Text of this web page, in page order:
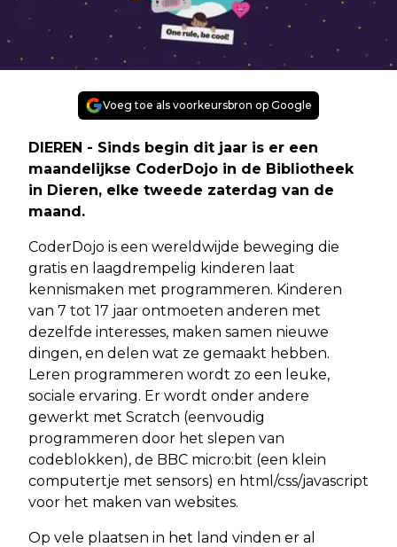
Voeg toe als voorkeursbron op Google
DIEREN - Sinds begin dit jaar is er een
maandelijkse CoderDojo in de Bibliotheek
in Dieren, elke tweede zaterdag van de
maand.
CoderDojo is een wereldwijde beweging die
gratis en laagdrempelig kinderen laat
kennismaken met programmeren. Kinderen
van 7 tot 17 jaar ontmoeten anderen met
dezelfde interesses, maken samen nieuwe
dingen, en delen wat ze gemaakt hebben.
Leren programmeren wordt zo een leuke,
sociale ervaring. Er wordt onder andere
gewerkt met Scratch (eenvoudig
programmeren door het slepen van
codeblokken), de BBC micro:bit (een klein
computertje met sensors) en html/css/javascript
voor het maken van websites.
Op vele plaatsen in het land vinden er al